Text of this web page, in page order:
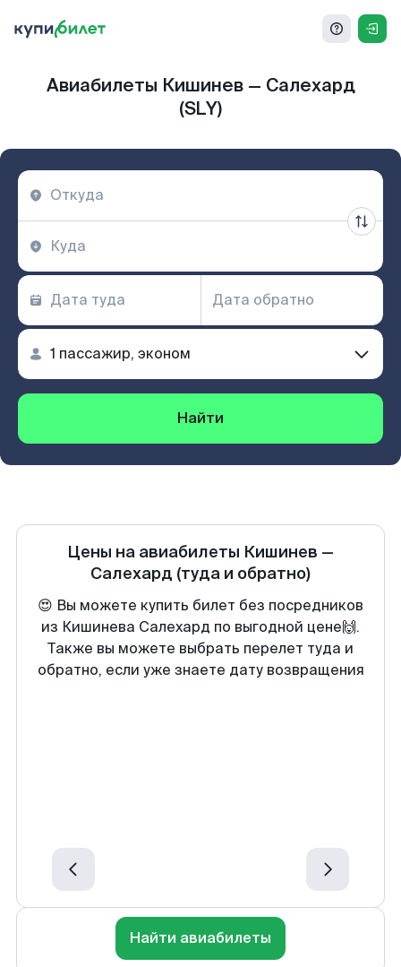
Авиабилеты Кишинев — Салехард
(SLY)
Найти
Цены на авиабилеты Кишинев —
Салехард (туда и обратно)
😍 Вы можете купить билет без посредников
из Кишинева Салехард по выгодной цене🙌.
Также вы можете выбрать перелет туда и
обратно, если уже знаете дату возвращения
Найти авиабилеты